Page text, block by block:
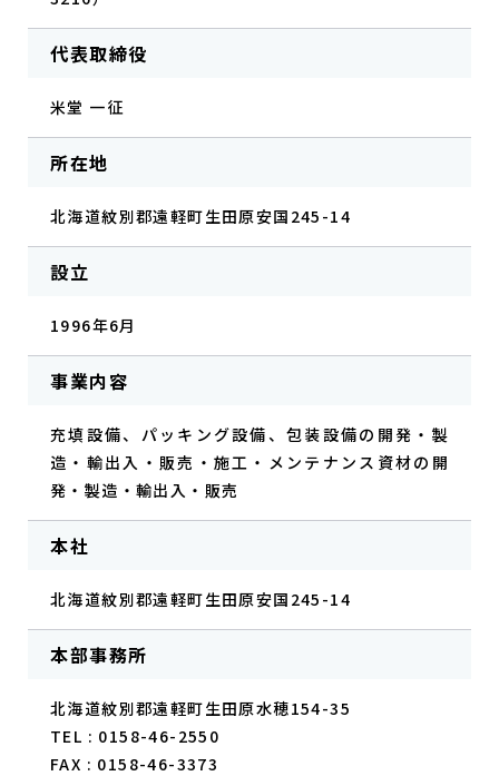
代表取締役
米堂 一征
所在地
北海道紋別郡遠軽町生田原安国245-14
設立
1996年6月
事業内容
充填設備、パッキング設備、包装設備の開発・製
造・輸出入・販売・施工・メンテナンス資材の開
発・製造・輸出入・販売
本社
北海道紋別郡遠軽町生田原安国245-14
本部事務所
北海道紋別郡遠軽町生田原水穂154-35
TEL : 0158-46-2550
FAX : 0158-46-3373